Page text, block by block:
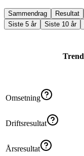
Sammendrag Resultat
Siste 5 år
Siste 10 år
Trend
Omsetning
Driftsresultat
Årsresultat